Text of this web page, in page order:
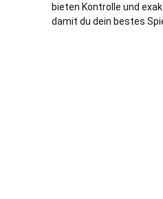
bieten Kontrolle und
damit du dein bestes